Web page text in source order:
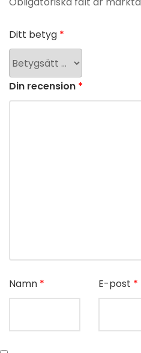
Ditt betyg *
Din recension *
Namn * E-post *